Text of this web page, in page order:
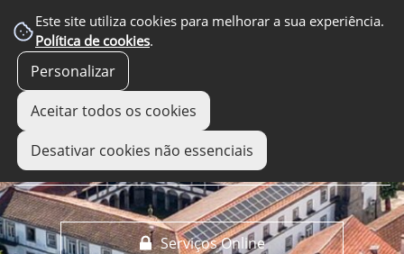
Este site utiliza cookies para melhorar a sua experiência.
Política de cookies.
Personalizar
Aceitar todos os cookies
Desativar cookies não essenciais
Serviços Online
EM DESTAQUE